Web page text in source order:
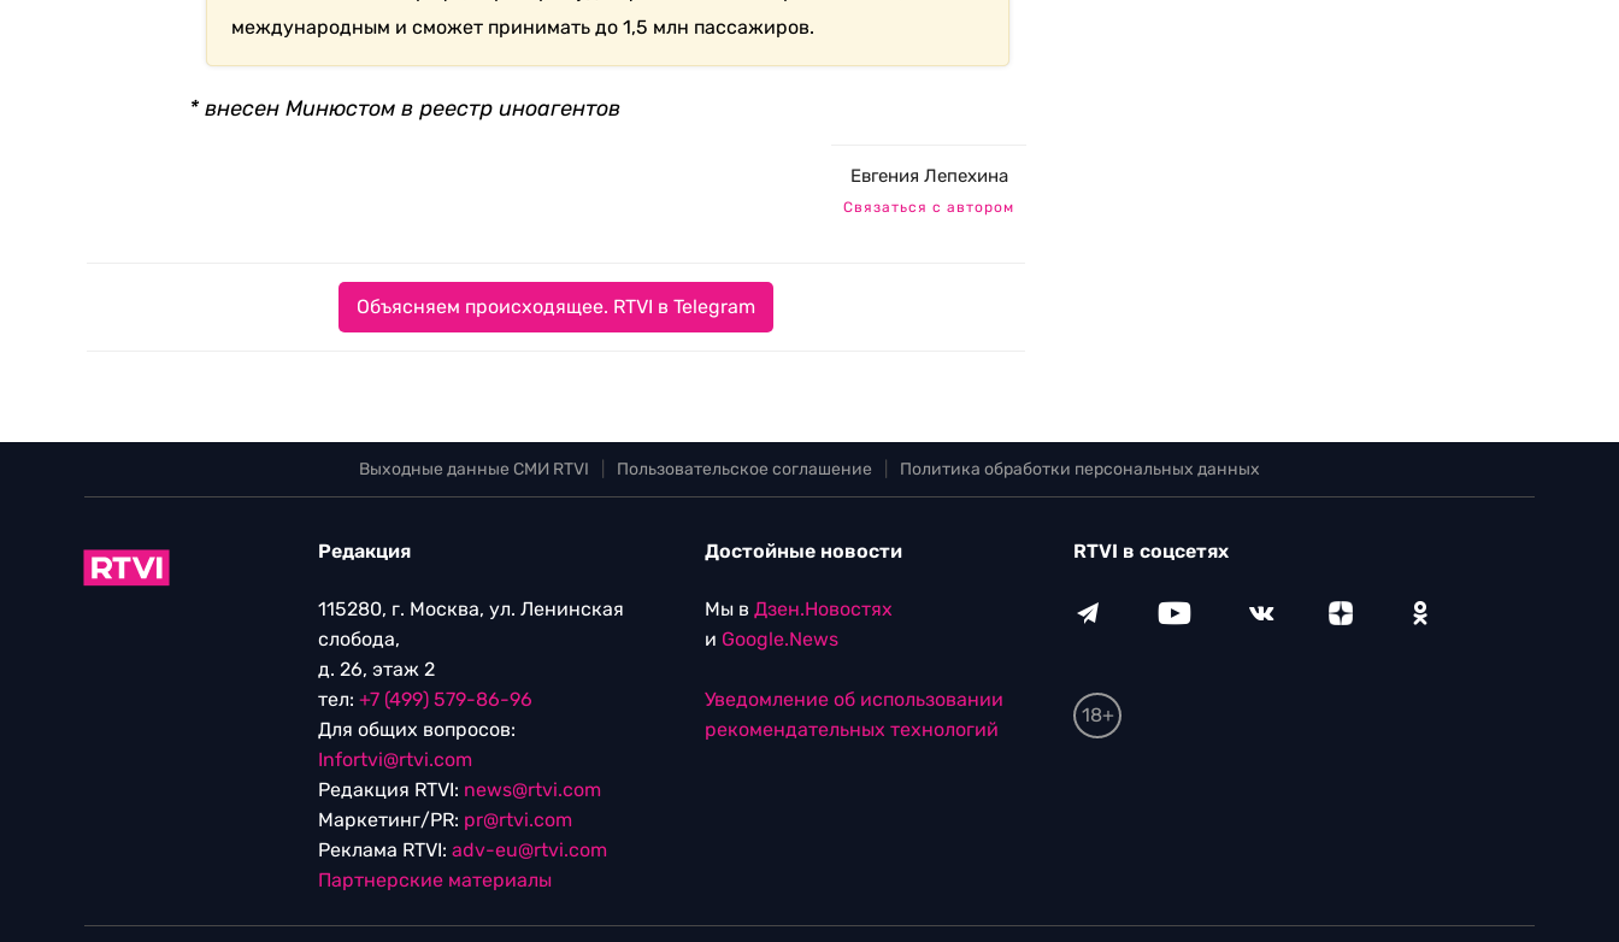
международным и сможет принимать до 1,5 млн пассажиров.
* внесен Минюстом в реестр иноагентов
Евгения Лепехина
Связаться с автором
Объясняем происходящее. RTVI в Telegram
Выходные данные СМИ RTVI Пользовательское соглашение Политика обработки персональных данных
Редакция
115280, г. Москва, ул. Ленинская
слобода,
д. 26, этаж 2
тел: +7 (499) 579-86-96
Для общих вопросов:
Infortvi@rtvi.com
Редакция RTVI: news@rtvi.com
Маркетинг/PR: pr@rtvi.com
Реклама RTVI: adv-eu@rtvi.com
Партнерские материалы
Достойные новости
Мы в Дзен.Новостях
и Google.News
Уведомление об использовании
рекомендательных технологий
RTVI в соцсетях
18+